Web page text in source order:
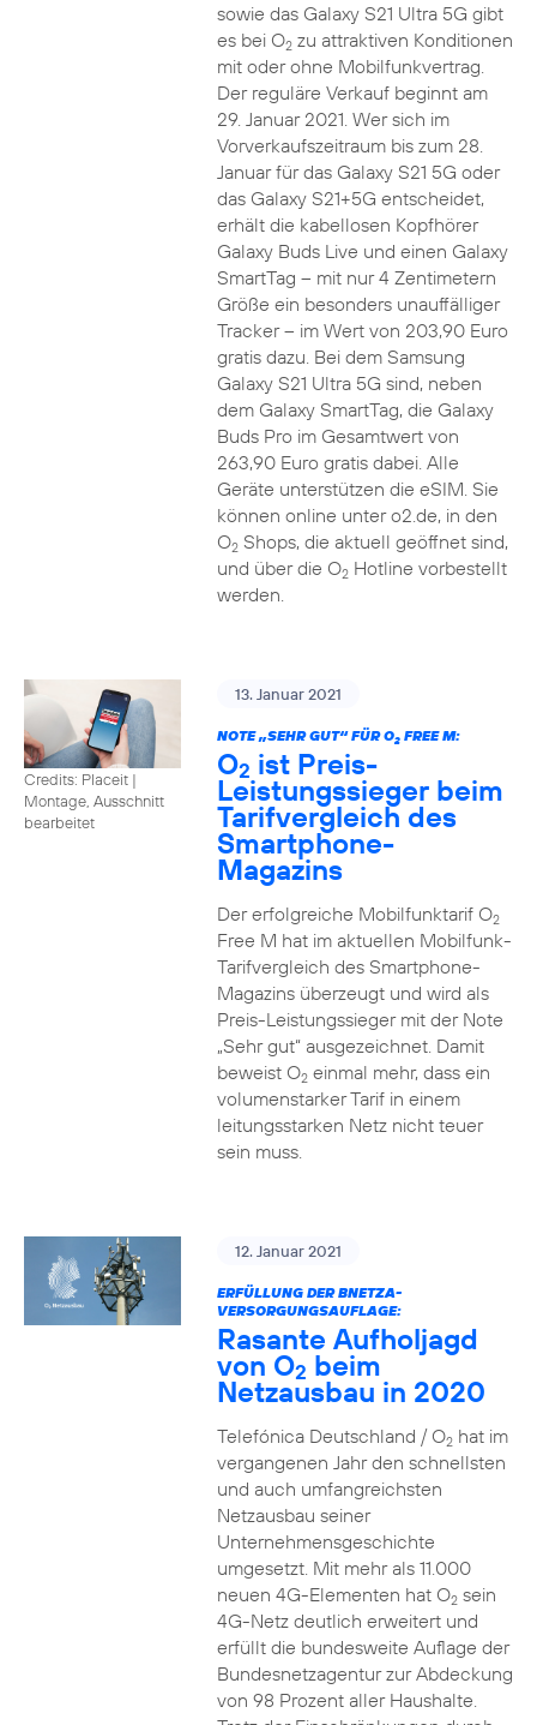
sowie das Galaxy S21 Ultra 5G gibt
es bei O2zu attraktiven Konditionen
mit oder ohne Mobilfunkvertrag.
Der reguläre Verkauf beginnt am
29. Januar 2021. Wer sich im
Vorverkaufszeitraum bis zum 28.
Januar für das Galaxy S21 5G oder
das Galaxy S21+5G entscheidet,
erhält die kabellosen Kopfhörer
Galaxy Buds Live und einen Galaxy
SmartTag – mit nur 4 Zentimetern
Größe ein besonders unauffälliger
Tracker – im Wert von 203,90 Euro
gratis dazu. Bei dem Samsung
Galaxy S21 Ultra 5G sind, neben
dem Galaxy SmartTag, die Galaxy
Buds Pro im Gesamtwert von
263,90 Euro gratis dabei. Alle
Geräte unterstützen die eSIM. Sie
können online unter o2.de, in den
O2Shops, die aktuell geöffnet sind,
und über die O2Hotline vorbestellt
werden.
Credits: Placeit |
Montage, Ausschnitt
bearbeitet
13. Januar 2021
NOTE „SEHR GUT“ FÜR O2FREE M:
O2 ist Preis-
Leistungssieger beim
Tarifvergleich des
Smartphone-
Magazins
Der erfolgreiche Mobilfunktarif O2
Free M hat im aktuellen Mobilfunk-
Tarifvergleich des Smartphone-
Magazins überzeugt und wird als
Preis-Leistungssieger mit der Note
„Sehr gut“ ausgezeichnet. Damit
beweist O2einmal mehr, dass ein
volumenstarker Tarif in einem
leitungsstarken Netz nicht teuer
sein muss.
12. Januar 2021
ERFÜLLUNG DER BNETZA-
VERSORGUNGSAUFLAGE:
Rasante Aufholjagd
von O2 beim
Netzausbau in 2020
Telefónica Deutschland / O2hat im
vergangenen Jahr den schnellsten
und auch umfangreichsten
Netzausbau seiner
Unternehmensgeschichte
umgesetzt. Mit mehr als 11.000
neuen 4G-Elementen hat O2sein
4G-Netz deutlich erweitert und
erfüllt die bundesweite Auflage der
Bundesnetzagentur zur Abdeckung
von 98 Prozent aller Haushalte.